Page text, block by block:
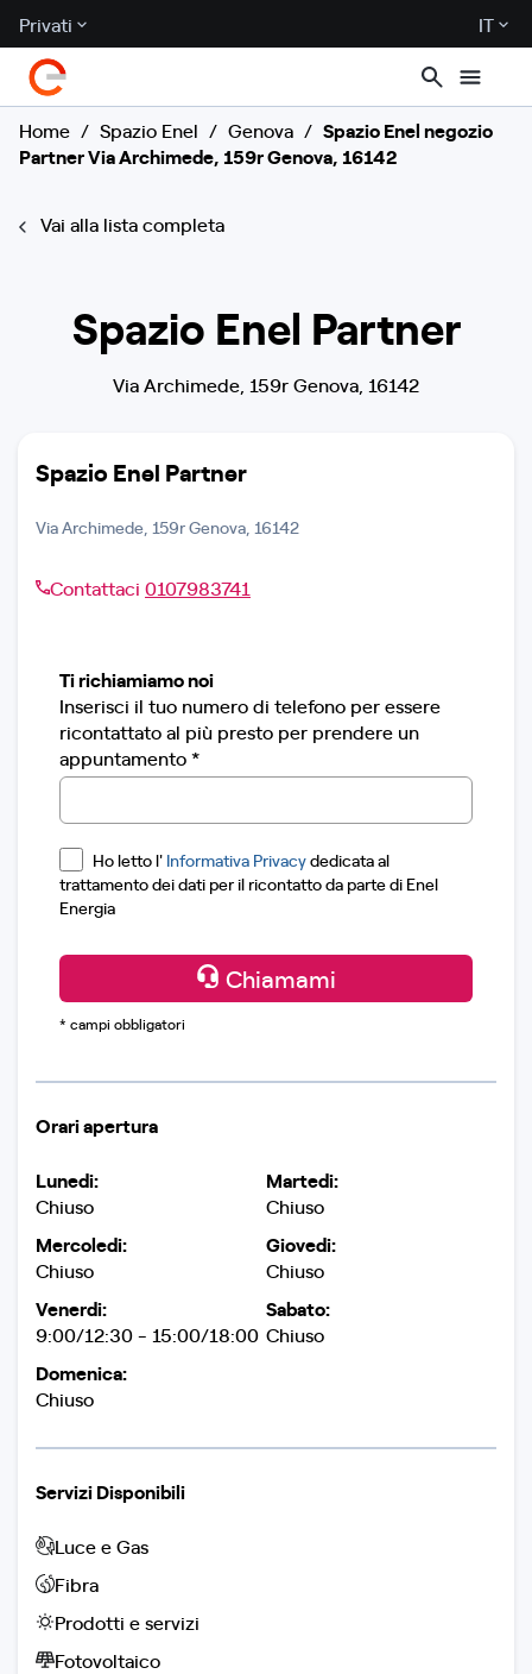
Privati IT
Home / Spazio Enel / Genova / Spazio Enel negozio
Partner Via Archimede, 159r Genova, 16142
Vai alla lista completa
Spazio Enel Partner
Via Archimede, 159r Genova, 16142
Spazio Enel Partner
Via Archimede, 159r Genova, 16142
Contattaci 0107983741
Ti richiamiamo noi
Inserisci il tuo numero di telefono per essere
ricontattato al più presto per prendere un
appuntamento *
Ho letto l' Informativa Privacydedicata al
trattamento dei dati per il ricontatto da parte di Enel
Energia
Chiamami
* campi obbligatori
Orari apertura
Lunedi:
Chiuso
Martedi:
Chiuso
Mercoledi:
Chiuso
Giovedi:
Chiuso
Venerdi:
9:00/12:30 - 15:00/18:00
Sabato:
Chiuso
Domenica:
Chiuso
Servizi Disponibili
Luce e Gas
Fibra
Prodotti e servizi
Fotovoltaico